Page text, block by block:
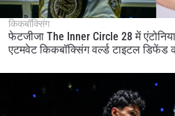
किकबॉक्सिंग
फेटजीजा The Inner Circle 28 में
एटमवेट किकबॉक्सिंग वर्ल्ड टाइटल डिफेंड